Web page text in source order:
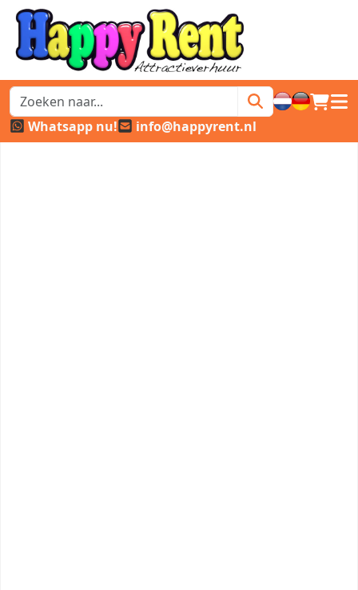
Whatsapp nu!
info@happyrent.nl